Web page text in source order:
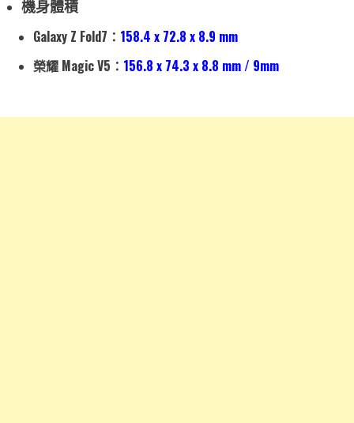
機身體積
Galaxy Z Fold7： 158.4 x 72.8 x 8.9 mm
榮耀 Magic V5： 156.8 x 74.3 x 8.8 mm / 9mm